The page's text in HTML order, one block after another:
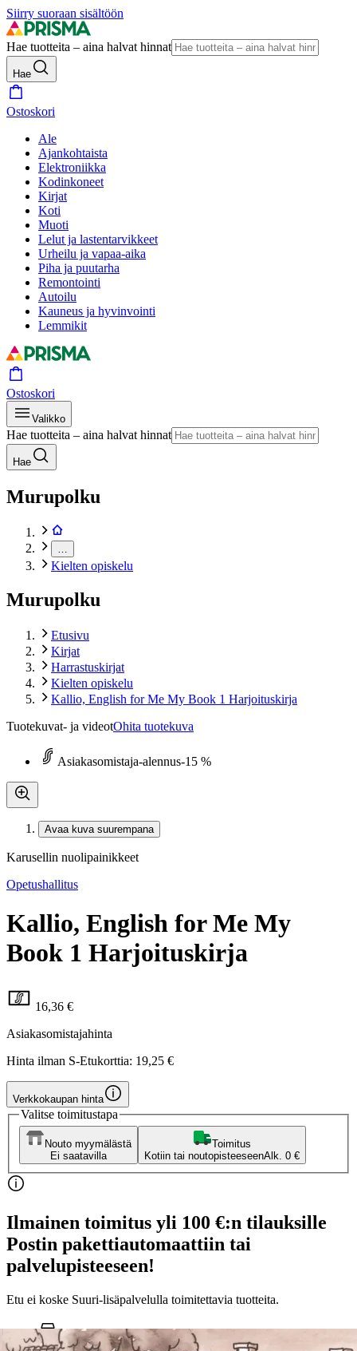
Siirry suoraan sisältöön
Hae tuotteita – aina halvat hinnat
Hae
Ostoskori
Ale
Ajankohtaista
Elektroniikka
Kodinkoneet
Kirjat
Koti
Muoti
Lelut ja lastentarvikkeet
Urheilu ja vapaa-aika
Piha ja puutarha
Remontointi
Autoilu
Kauneus ja hyvinvointi
Lemmikit
Ostoskori
Valikko
Hae tuotteita – aina halvat hinnat
Hae
Murupolku
Kielten opiskelu
Murupolku
Etusivu
Kirjat
Harrastuskirjat
Kielten opiskelu
Kallio, English for Me My Book 1 Harjoituskirja
Tuotekuvat- ja videotOhita tuotekuva
Asiakasomistaja-alennus-15 %
Avaa kuva suurempana
Karusellin nuolipainikkeet
Opetushallitus
Kallio, English for Me My
Book 1 Harjoituskirja
16,36 €
Asiakasomistajahinta
Hinta ilman S-Etukorttia: 19,25 €
Verkkokaupan hinta
Valitse toimitustapa
Nouto myymälästä
Ei saatavilla
Toimitus
Kotiin tai noutopisteeseenAlk. 0 €
Ilmainen toimitus yli 100 €:n tilauksille
Postin pakettiautomaattiin tai
palvelupisteeseen!
Etu ei koske Suuri‑lisäpalvelulla toimitettavia tuotteita.